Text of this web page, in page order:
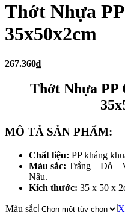
Thớt Nhựa
35x50x2cm
267.360₫
Thớt Nhựa PP
MÔ TẢ SẢN PHẨM:
Chất liệu: PP kháng
Màu sắc: Trắng – Đỏ –
Nâu.
Kích thước: 35 x 50 x
Màu sắc